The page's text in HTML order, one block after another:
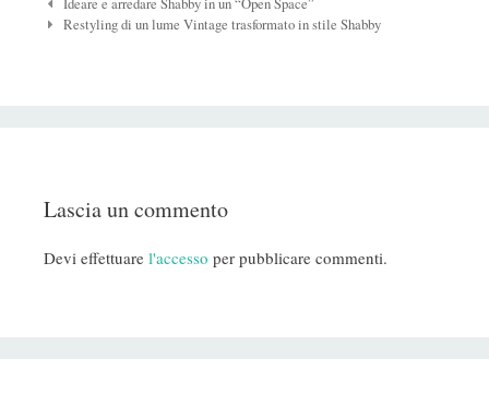
PostRestyling di un lume Vintage trasformato in stile Shabby
Lascia un commento
Devi effettuare l'accesso per pubblicare commenti.